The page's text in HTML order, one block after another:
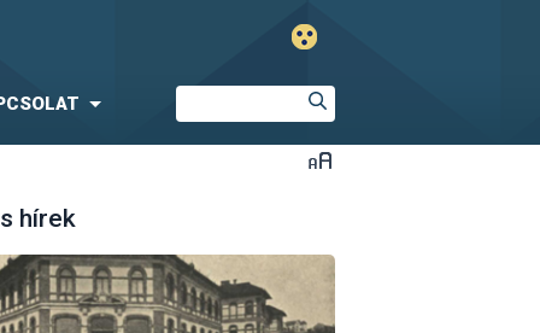
hírek